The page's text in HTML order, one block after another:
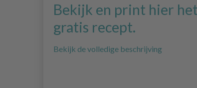
Bekijk en print hier het
gratis recept.
Bekijk de volledige beschrijving